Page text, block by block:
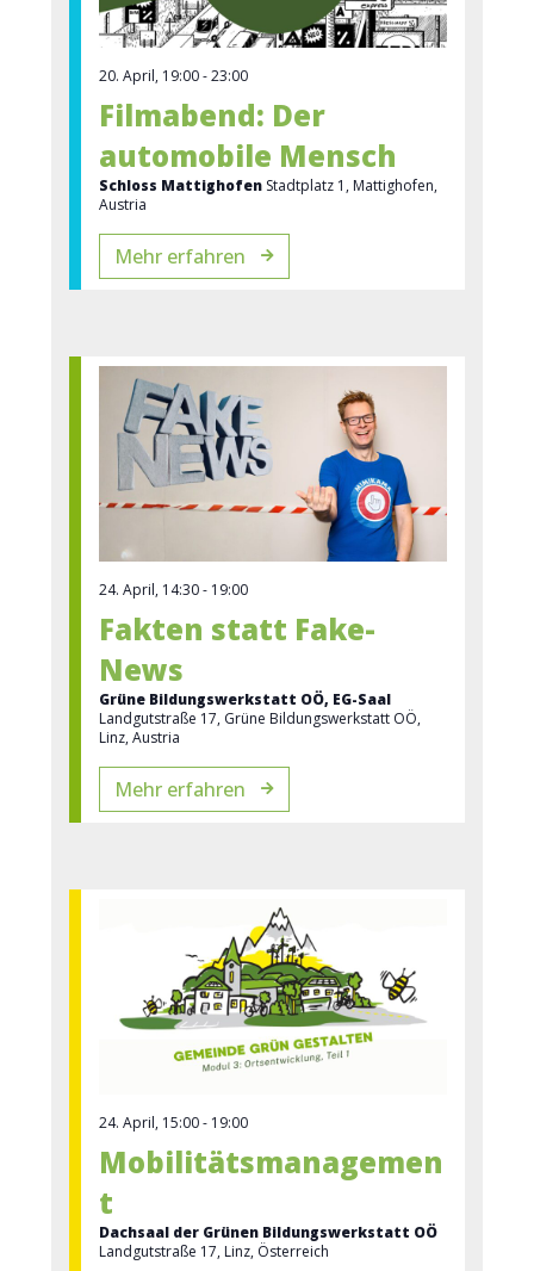
20. April, 19:00-23:00
Filmabend: Der
automobile Mensch
Schloss Mattighofen Stadtplatz 1, Mattighofen,
Austria
Mehr erfahren
24. April, 14:30- 19:00
Fakten statt Fake-
News
Grüne Bildungswerkstatt OÖ, EG-Saal
Landgutstraße 17, Grüne Bildungswerkstatt OÖ,
Linz, Austria
Mehr erfahren
24. April, 15:00- 19:00
Mobilitätsmanagemen
t
Dachsaal der Grünen Bildungswerkstatt OÖ
Landgutstraße 17, Linz, Österreich